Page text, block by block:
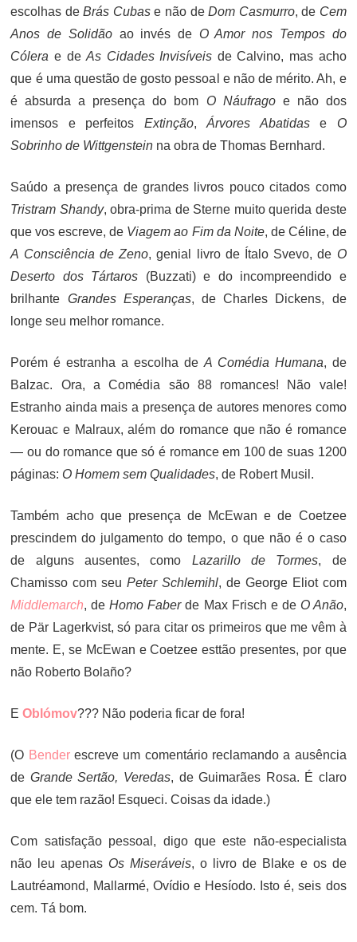
escolhas deBrás Cubase não deDom Casmurro, de Cem
Anos de Solidãoao invés de O Amor nos Tempos do
Cólera e deAs Cidades Invisíveis de Calvino, mas acho
que é uma questão de gosto pessoal e não de mérito. Ah, e
é absurda a presença do bom O Náufragoe não dos
imensos e perfeitos Extinção,Árvores Abatidase O
Sobrinho de Wittgenstein na obra de Thomas Bernhard.
Saúdo a presença de grandes livros pouco citados como
Tristram Shandy, obra-prima de Sterne muito querida deste
que vos escreve, de Viagem ao Fim da Noite, de Céline, de
A Consciência de Zeno, genial livro de Ítalo Svevo, de O
Deserto dos Tártaros (Buzzati) e do incompreendido e
brilhante Grandes Esperanças, de Charles Dickens, de
longe seu melhor romance.
Porém é estranha a escolha de A Comédia Humana, de
Balzac. Ora, a Comédia são 88 romances! Não vale!
Estranho ainda mais a presença de autores menores como
Kerouac e Malraux, além do romance que não é romance
— ou do romance que só é romance em 100 de suas 1200
páginas: O Homem sem Qualidades, de Robert Musil.
Também acho que presença de McEwan e de Coetzee
prescindem do julgamento do tempo, o que não é o caso
de alguns ausentes, como Lazarillo de Tormes, de
Chamisso com seuPeter Schlemihl, de George Eliot com
Middlemarch, deHomo Faberde Max Frisch e de O Anão,
de Pär Lagerkvist, só para citar os primeiros que me vêm à
mente. E, se McEwan e Coetzee esttão presentes, por que
não Roberto Bolaño?
EOblómov??? Não poderia ficar de fora!
(O Benderescreve um comentário reclamando a ausência
de Grande Sertão, Veredas, de Guimarães Rosa. É claro
que ele tem razão! Esqueci. Coisas da idade.)
Com satisfação pessoal, digo que este não-especialista
não leu apenas Os Miseráveis, o livro de Blake e os de
Lautréamond, Mallarmé, Ovídio e Hesíodo. Isto é, seis dos
cem. Tá bom.